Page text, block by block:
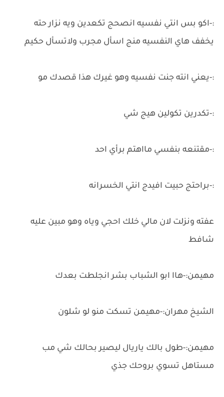
:-اكو بس انتي نفسيه انصحج تكعدين ويه نزار حته
يخفف هاي النفسيه منج اسأل مجرب ولاتسأل حكيم
:-يعني انته جنت نفسيه وهو غيرك هذا قصدك مو
:-تكدرين تكولين هيج شي
:-مقتنعه بنفسي مااهتم برأي احد
:-براحتج حبيت افيدج انتي الخسرانه
عفته ونزلت لان مالي خلك احجي وياه وهو مبين عليه
شافط
مهيمن:-هاا ابو الشباب بشر انجلطت بعدك
الشيخ مهران:-مهيمن تسكت منو لو شلون
مهيمن:-طول بالك ياريال ليصير بحالك شي مب
مستاهل تسوي بروحك جذي